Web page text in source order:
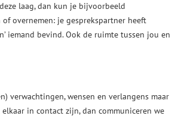
laag, dan kun je bijvoorbeeld
overnemen: je gesprekspartner heeft
iemand bevind. Ook de ruimte tussen jou en
verwachtingen, wensen en verlangens maar
in contact zijn, dan communiceren we